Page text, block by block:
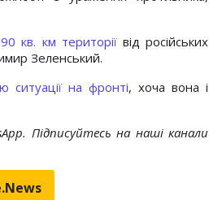
кв. км територіївід російських
Зеленський.
ситуації на фронті, хоча вона і
Підписуйтесь на наші канали